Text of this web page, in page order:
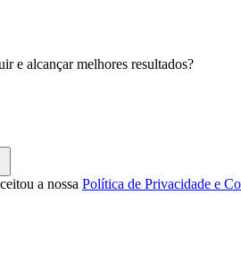
e alcançar melhores resultados?
a nossa Política de Privacidade e